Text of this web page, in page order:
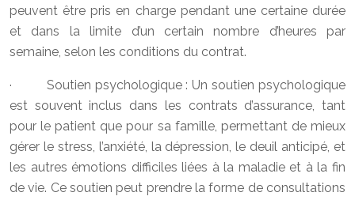
peuvent être pris en charge pendant une certaine durée
et dans la limite d’un certain nombre d’heures par
semaine, selon les conditions du contrat.
· Soutien psychologique : Un soutien psychologique
est souvent inclus dans les contrats d’assurance, tant
pour le patient que pour sa famille, permettant de mieux
gérer le stress, l’anxiété, la dépression, le deuil anticipé, et
les autres émotions difficiles liées à la maladie et à la fin
de vie. Ce soutien peut prendre la forme de consultations